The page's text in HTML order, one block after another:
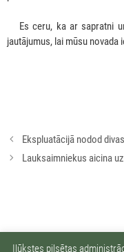
Es ceru, ka ar sapratni
jautājumus, lai mūsu
Rakstu
navigācija
Ekspluatācijā nodod
Lauksaimniekus aicina
Ilūkstes pilsētas